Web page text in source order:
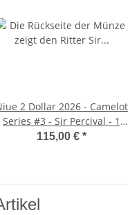
2 Dollar 2026 - Camelot
Series #3 - Sir Percival - 1
oz. silber
115,00 € *